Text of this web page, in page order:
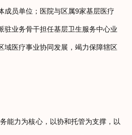
成员单位；医院与区属9家基层医疗
驻业务骨干担任基层卫生服务中心业
域医疗事业协同发展，竭力保障辖区
能力为核心，以协和托管为支撑，以